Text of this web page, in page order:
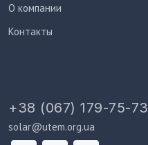
О компании
Контакты
+38 (067) 179-75-73
solar@utem.org.ua